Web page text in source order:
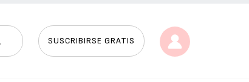
SUSCRIBIRSE GRATIS